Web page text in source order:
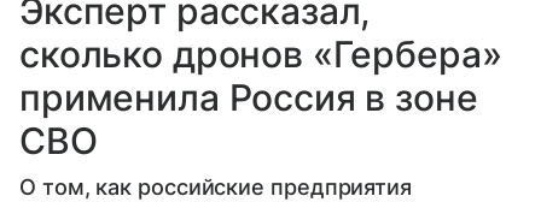
Эксперт рассказал,
сколько дронов «Гербера»
применила Россия в зоне
СВО
О том, как российские предприятия